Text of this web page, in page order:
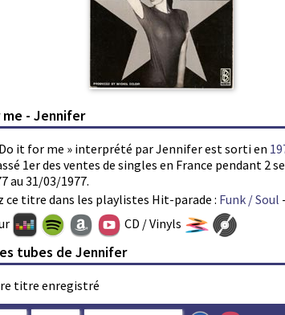
- Jennifer
it for me » interprété par Jennifer est sorti en
1er des ventes de singles en France pendant 2
au 31/03/1977.
ce titre dans les playlistes Hit-parade : Funk / Soul -
CD / Vinyls
tubes de Jennifer
titre enregistré